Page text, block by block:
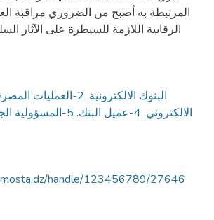
المرتبطة به أصبح من الضروري مراقبة
الرقابية اللازمة للسيطرة على الآثار
handle/123456789/27646